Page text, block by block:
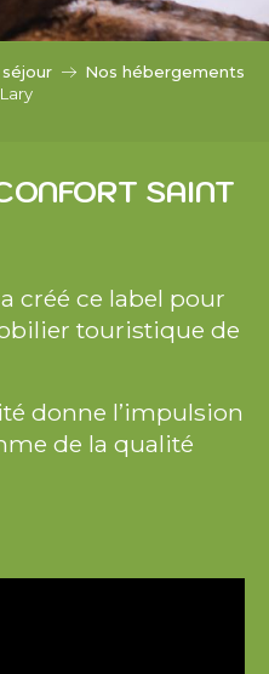
Nos hébergements
SAINT
créé ce label pour
touristique de
donne l’impulsion
de la qualité